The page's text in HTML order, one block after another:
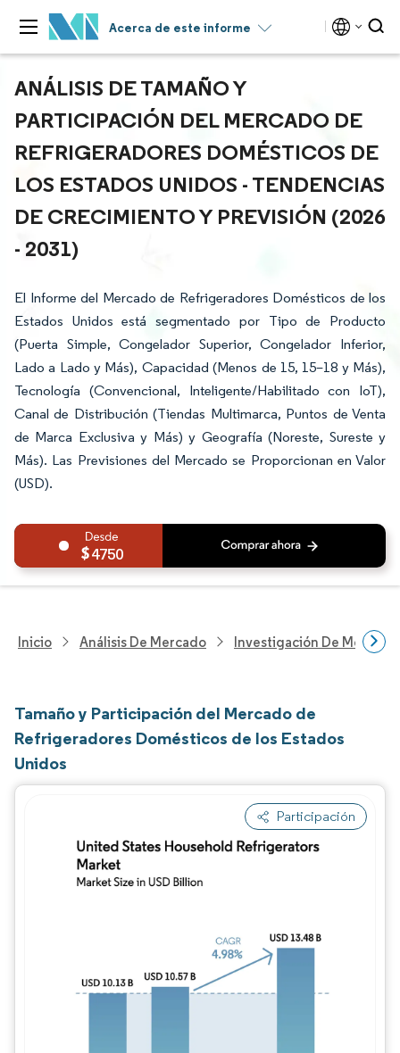
Acerca de este informe
ANÁLISIS DE TAMAÑO Y
PARTICIPACIÓN DEL MERCADO DE
REFRIGERADORES DOMÉSTICOS DE
LOS ESTADOS UNIDOS - TENDENCIAS
DE CRECIMIENTO Y PREVISIÓN (2026
- 2031)
El Informe del Mercado de Refrigeradores Domésticos de los
Estados Unidos está segmentado por Tipo de Producto
(Puerta Simple, Congelador Superior, Congelador Inferior,
Lado a Lado y Más), Capacidad (Menos de 15, 15–18 y Más),
Tecnología (Convencional, Inteligente/Habilitado con IoT),
Canal de Distribución (Tiendas Multimarca, Puntos de Venta
de Marca Exclusiva y Más) y Geografía (Noreste, Sureste y
Más). Las Previsiones del Mercado se Proporcionan en Valor
(USD).
4750
Inicio Análisis De Mercado Investigación De Mejoras
Tamaño y Participación del Mercado de
Refrigeradores Domésticos de los Estados
Unidos
Participación